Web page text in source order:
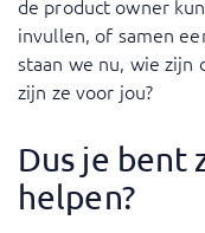
de product owner
invullen, of samen
staan we nu, wie zijn
zijn ze voor jou?
Dus je bent
helpen?